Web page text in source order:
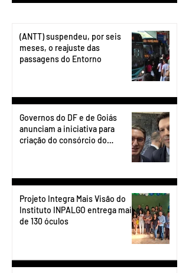
(ANTT) suspendeu, por seis
meses, o reajuste das
passagens do Entorno
Governos do DF e de Goiás
anunciam a iniciativa para
criação do consórcio do
Projeto Integra Mais Visão do
Instituto INPALGO entrega mais
de 130 óculos